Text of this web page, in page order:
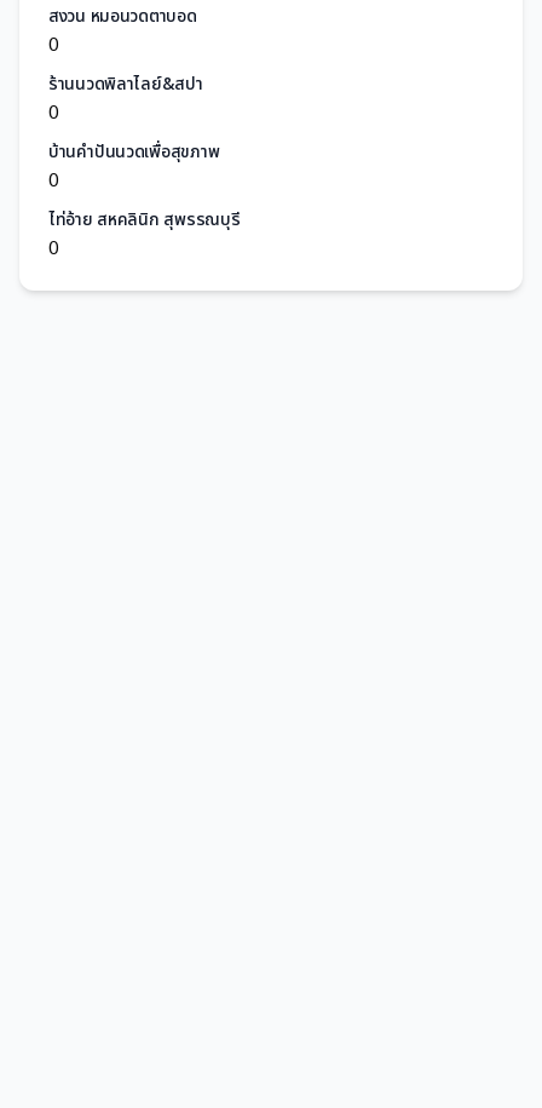
สงวน หมอนวดตาบอด
0
ร้านนวดพิลาไลย์&สปา
0
บ้านคำปันนวดเพื่อสุขภาพ
0
ไท่อ้าย สหคลินิก สุพรรณบุรี
0